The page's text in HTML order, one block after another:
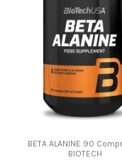
BETA ALANINE 90
BIOTECH